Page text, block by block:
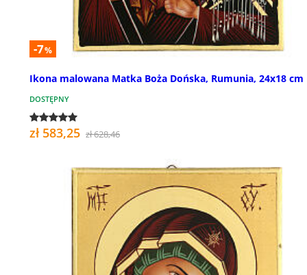
-7%
Ikona malowana Matka Boża Dońska, Rumunia, 24x18 cm
DOSTĘPNY
zł 583,25 zł 628,46